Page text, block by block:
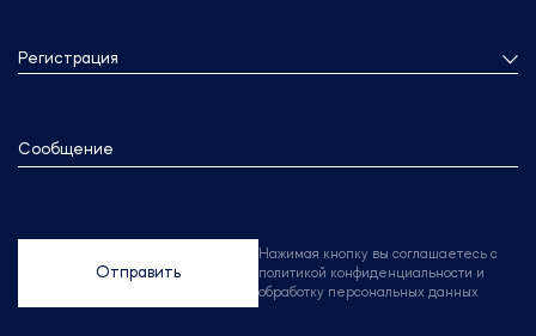
Регистрация
Сообщение
Отправить
Нажимая кнопку вы соглашаетесь с
политикой конфиденциальности и
обработку персональных данных